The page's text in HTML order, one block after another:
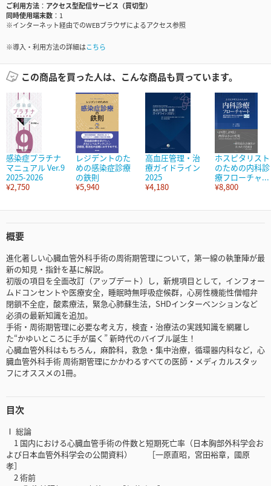
ご利用方法
アクセス型配信サービス（買切型）
同時使用端末数
1
※インターネット経由でのWEBブラウザによるアクセス参照
※導入・利用方法の詳細はこちら
この商品を買った人は、こんな商品も買っています。
感染症プラチナ
マニュアル Ver.9
2025-2026
¥2,750
レジデントのた
めの感染症診療
の鉄則
¥5,940
高血圧管理・治
療ガイドライン
2025
¥4,180
ホスピタリスト
のための内科診
療フローチャ...
¥8,800
概要
進化著しい心臓血管外科手術の周術期管理について，第一線の執筆陣が最
新の知見・指針を基に解説。
初版の項目を全面改訂（アップデート）し，新規項目として，インフォー
ムドコンセントや医療安全，睡眠時無呼吸症候群，心房性機能性僧帽弁
閉鎖不全症，酸素療法，緊急心肺蘇生法，SHDインターベンションなど
必須の最新知識を追加。
手術・周術期管理に必要な考え方，検査・治療法の実践知識を網羅し
た“かゆいところに手が届く” 新時代のバイブル誕生！
心臓血管外科はもちろん，麻酔科，救急・集中治療，循環器内科など，心
臓血管外科手術 周術期管理にかかわるすべての医師・メディカルスタッ
フにオススメの1冊。
目次
Ⅰ 総論
1 国内における心臓血管手術の件数と短期死亡率（日本胸部外科学会お
よび日本血管外科学会の公開資料） ［一原直昭，宮田裕章，國原
孝］
2 術前